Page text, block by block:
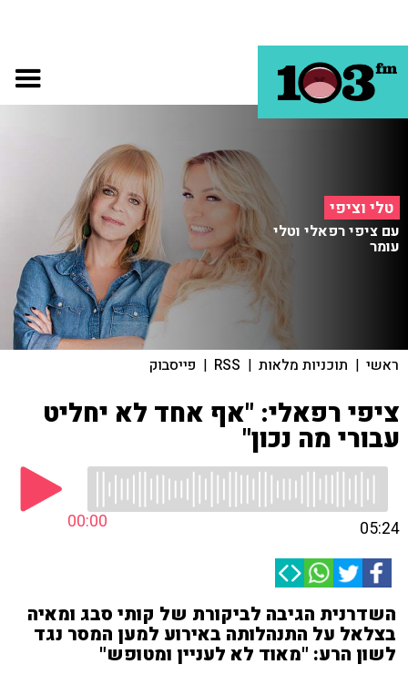
טלי וציפי
עם ציפי רפאלי וטלי
עומר
ראשי | תוכניות מלאות |
RSS
| פייסבוק
ציפי רפאלי: "אף אחד לא יחליט
עבורי מה נכון"
00:00 05:24
השדרנית הגיבה לביקורת של קותי סבג ומאיה
בצלאל על התנהלותה באירוע למען המסר נגד
לשון הרע: "מאוד לא לעניין ומטופש"